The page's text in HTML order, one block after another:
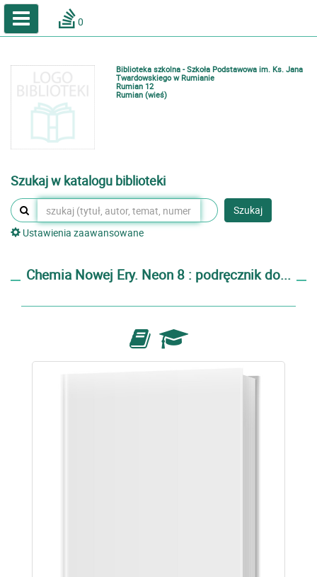
Katalog online biblioteki szkolnej
Lektury
0
Biblioteka szkolna - Szkoła Podstawowa im. Ks. Jana
Twardowskiego w Rumianie
Rumian 12
Rumian (wieś)
Szukaj w katalogu biblioteki
Szukaj
Ustawienia zaawansowane
Chemia Nowej Ery. Neon 8 : podręcznik do...